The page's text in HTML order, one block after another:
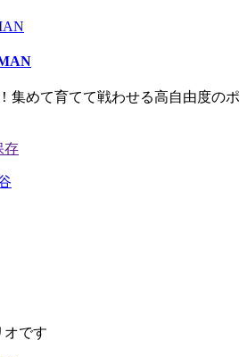
集めて育てて戦わせる高自由度のポ
オです